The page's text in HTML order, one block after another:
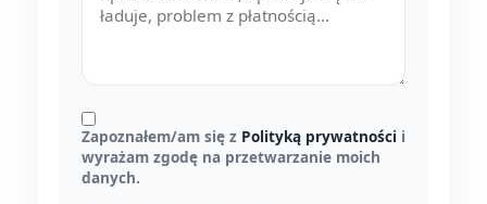
Zapoznałem/am się z Polityką prywatności i
wyrażam zgodę na przetwarzanie moich
danych.